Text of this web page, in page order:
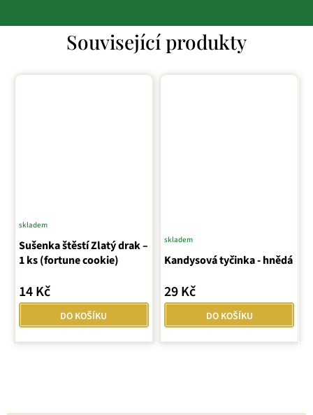
Související produkty
Sušenka štěstí Zlatý drak –
1 ks (fortune cookie)
skladem
14 Kč
DO KOŠÍKU
Kandysová tyčinka - hnědá
skladem
29 Kč
DO KOŠÍKU